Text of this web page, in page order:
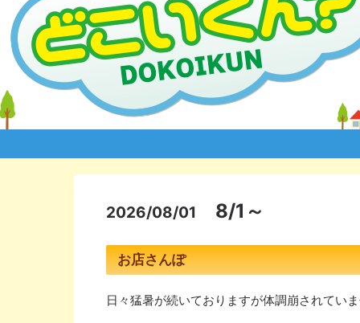
2026/08/01 8/1～
お店さんぽ
日々猛暑が続いておりますが体調崩されてい